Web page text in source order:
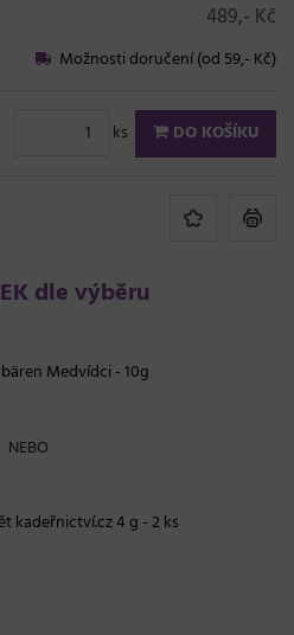
489,- Kč
Možnosti doručení (od 59,- Kč)
ks DO KOŠÍKU
dle výběru
Medvídci - 10g
NEBO
kadeřnictví.cz 4 g - 2 ks